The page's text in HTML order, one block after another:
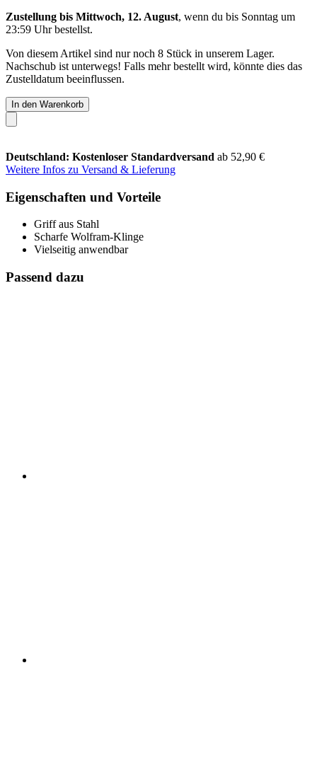
Zustellung bis Mittwoch, 12. August, wenn du bis Sonntag um
23:59 Uhrbestellst.
Von diesem Artikel sind nur noch 8 Stück in unserem Lager.
Nachschub ist unterwegs! Falls mehr bestellt wird, könnte dies das
Zustelldatum beeinflussen.
In den Warenkorb
Deutschland: Kostenloser Standardversand ab 52,90 €
Weitere Infos zu Versand & Lieferung
Eigenschaften und Vorteile
Griff aus Stahl
Scharfe Wolfram-Klinge
Vielseitig anwendbar
Passend dazu